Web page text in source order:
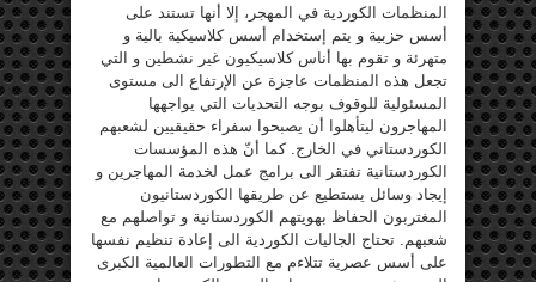
المنظمات الكوردية في المهجر، إلا أنها تستند على
أسس حزبية و يتم إستخدام أسس كلاسيكية بالية و
متهرئة و تقوم بها أناس كلاسيكيون غير نشطين و التي
تجعل هذه المنظمات عاجزة عن الإرتفاع الى مستوى
المسئولية للوقوف بوجه التحديات التي يواجهها
المهاجرون ليتأهلوا أن يصبحوا سفراء حقيقيين لشعبهم
الكوردستاني في الخارج. كما أنّ هذه المؤسسات
الكوردستانية تفتقر الى برامج عمل لخدمة المهاجرين و
إيجاد وسائل يستطيع عن طريقها الكوردستانيون
المغتربون الحفاظ بهويتهم الكوردستانية و تواصلهم مع
شعبهم. تحتاج الجاليات الكوردية الى إعادة تنظيم نفسها
على أسس عصرية تتلاءم مع التطورات العالمية الكبرى